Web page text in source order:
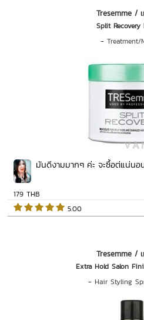
Tresemme /
Split Recovery
- Treatment/
มันดีงามมากๆ ค่ะ จะซื้อต่แน่นอ
179 THB
5.00
Tresemme /
Extra Hold Salon
-Hair Styling